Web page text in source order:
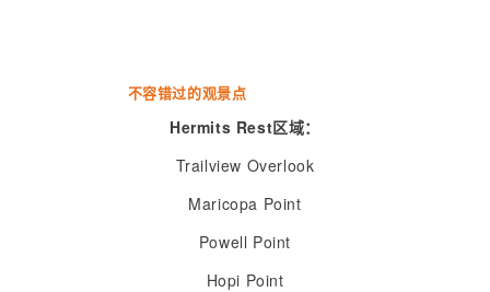
不容错过的观景点
Hermits Rest区域：
Trailview Overlook
Maricopa Point
Powell Point
Hopi Point